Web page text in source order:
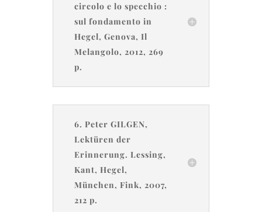
circolo e lo specchio :
sul fondamento in
Hegel, Genova, Il
Melangolo, 2012, 269
p.
6. Peter GILGEN,
Lektüren der
Erinnerung. Lessing,
Kant, Hegel,
München, Fink, 2007,
212 p.